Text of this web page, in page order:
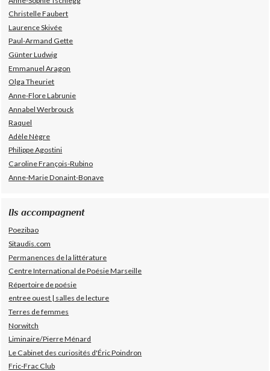
Christelle Faubert
Laurence Skivée
Paul-Armand Gette
Günter Ludwig
Emmanuel Aragon
Olga Theuriet
Anne-Flore Labrunie
Annabel Werbrouck
Raquel
Adèle Nègre
Philippe Agostini
Caroline François-Rubino
Anne-Marie Donaint-Bonave
Ils accompagnent
Poezibao
Sitaudis.com
Permanences de la littérature
Centre International de Poésie Marseille
Répertoire de poésie
entree ouest | salles de lecture
Terres de femmes
Norwitch
Liminaire/Pierre Ménard
Le Cabinet des curiosités d'Éric Poindron
Fric-Frac Club